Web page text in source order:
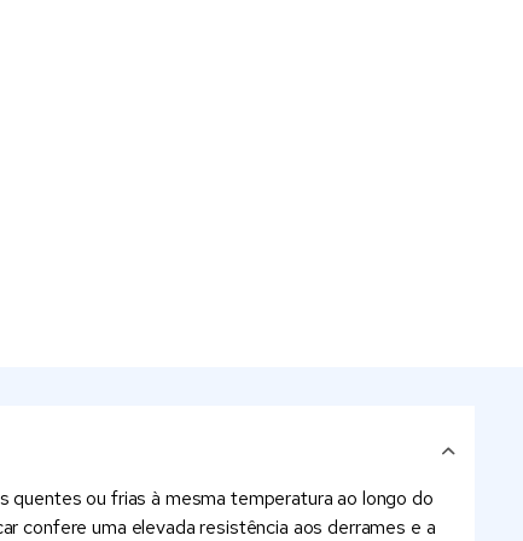
ou frias à mesma temperatura ao longo do
confere uma elevada resistência aos derrames e a